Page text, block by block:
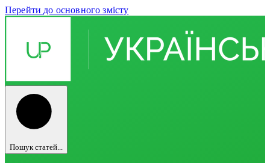
Перейти до основного змісту
Пошук статей...